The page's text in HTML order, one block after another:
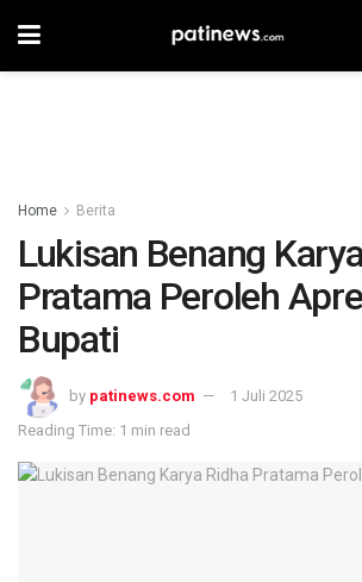
Home Berita
Lukisan Benang
Pratama Peroleh
Bupati
by patinews.com
1 Juli 2025
Reading Time: 1 min read